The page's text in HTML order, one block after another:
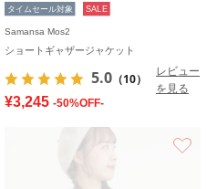
タイムセール対象 SALE
Samansa Mos2
ショートギャザージャケット
5.0 （10）
レビュー
を見る
¥3,245 -50%OFF-